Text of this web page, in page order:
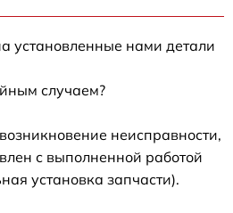
установленные нами детали
случаем?
неисправности,
с выполненной работой
установка запчасти).